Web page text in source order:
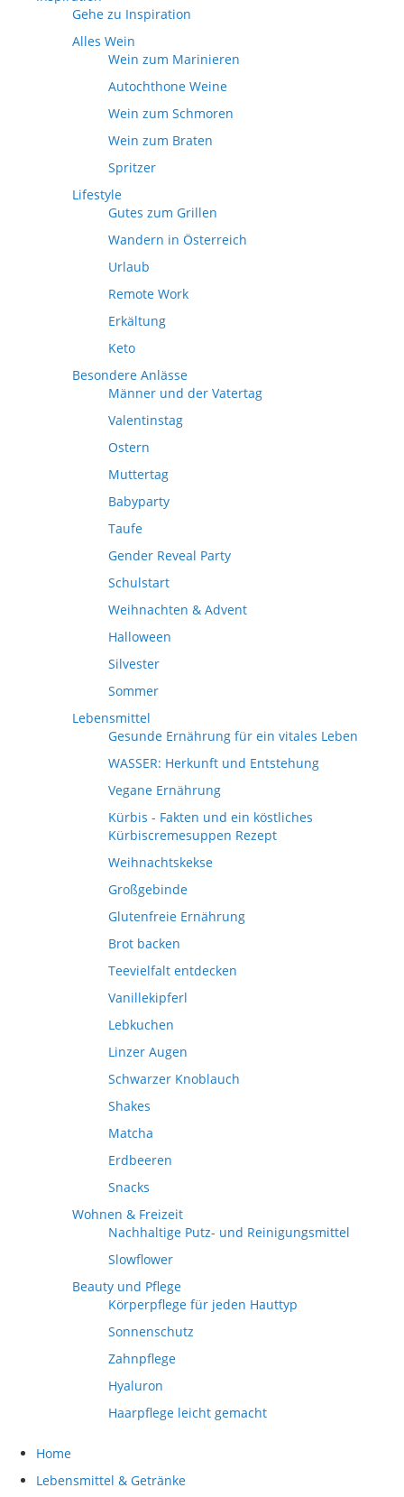
Gehe zu Inspiration
Alles Wein
Wein zum Marinieren
Autochthone Weine
Wein zum Schmoren
Wein zum Braten
Spritzer
Lifestyle
Gutes zum Grillen
Wandern in Österreich
Urlaub
Remote Work
Erkältung
Keto
Besondere Anlässe
Männer und der Vatertag
Valentinstag
Ostern
Muttertag
Babyparty
Taufe
Gender Reveal Party
Schulstart
Weihnachten & Advent
Halloween
Silvester
Sommer
Lebensmittel
Gesunde Ernährung für ein vitales Leben
WASSER: Herkunft und Entstehung
Vegane Ernährung
Kürbis - Fakten und ein köstliches
Kürbiscremesuppen Rezept
Weihnachtskekse
Großgebinde
Glutenfreie Ernährung
Brot backen
Teevielfalt entdecken
Vanillekipferl
Lebkuchen
Linzer Augen
Schwarzer Knoblauch
Shakes
Matcha
Erdbeeren
Snacks
Wohnen & Freizeit
Nachhaltige Putz- und Reinigungsmittel
Slowflower
Beauty und Pflege
Körperpflege für jeden Hauttyp
Sonnenschutz
Zahnpflege
Hyaluron
Haarpflege leicht gemacht
Home
Lebensmittel & Getränke